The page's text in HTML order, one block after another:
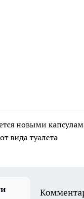
новыми
вида туалета